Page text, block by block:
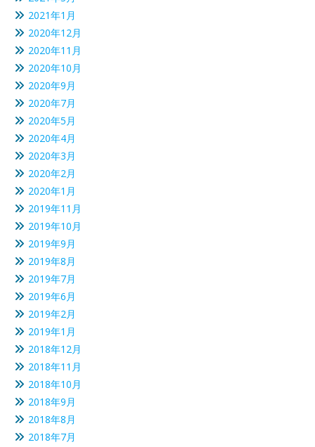
2021年1月
2020年12月
2020年11月
2020年10月
2020年9月
2020年7月
2020年5月
2020年4月
2020年3月
2020年2月
2020年1月
2019年11月
2019年10月
2019年9月
2019年8月
2019年7月
2019年6月
2019年2月
2019年1月
2018年12月
2018年11月
2018年10月
2018年9月
2018年8月
2018年7月